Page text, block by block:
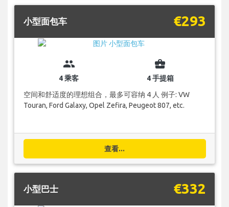
小型面包车 €293
group
4 乘客
business_center
4 手提箱
空间和舒适度的理想组合，最多可容纳 4 人 例子: VW
Touran, Ford Galaxy, Opel Zefira, Peugeot 807, etc.
查看...
小型巴士 €332